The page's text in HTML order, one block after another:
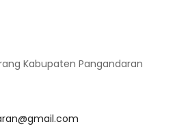
Kabupaten Pangandaran